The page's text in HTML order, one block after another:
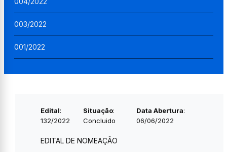
003/2022
001/2022
Edital:
132/2022
Situação:
Concluido
Data Abertura:
06/06/2022
EDITAL DE NOMEAÇÃO